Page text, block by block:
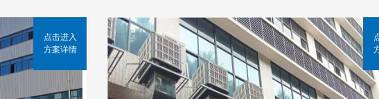
点击进入
方案详情